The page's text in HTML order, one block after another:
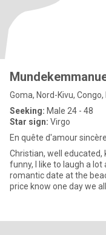
Goma, Nord-Kivu, Congo,
Seeking: Male 24 - 48
Star sign: Virgo
En quête d'amour sincère
Christian, well
funny, I like to laugh a
romantic date at the
price know one day we